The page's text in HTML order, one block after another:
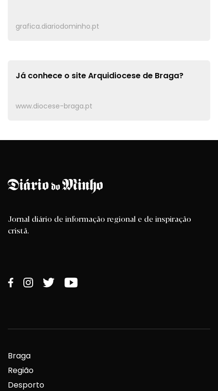
grafica.diariodominho.pt
Já conhece o siteArquidiocese de Braga?
www.diocese-braga.pt
Jornal diário de informação regional e de inspiração
cristã.
Braga
Região
Desporto